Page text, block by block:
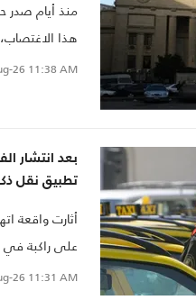
منذ أيام صدر
هذا
وخاضت معركة
محامي
المغتصب.
26 11:38 AM
بعد انتشار
تطبيق نقل
أثارت واقعة
على راكبة في
26 11:31 AM